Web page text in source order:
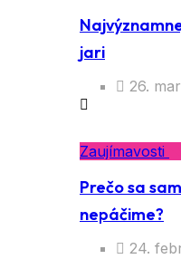
jari
26.
Zaujímavosti
Prečo sa
nepáčime?
24.